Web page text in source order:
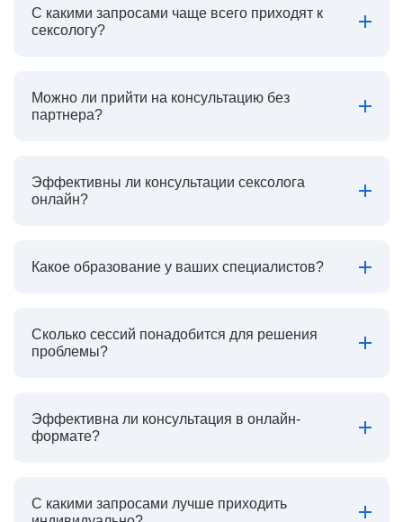
С какими запросами чаще всего приходят к
сексологу?
Можно ли прийти на консультацию без
партнера?
Эффективны ли консультации сексолога
онлайн?
Какое образование у ваших специалистов?
Сколько сессий понадобится для решения
проблемы?
Эффективна ли консультация в онлайн-
формате?
С какими запросами лучше приходить